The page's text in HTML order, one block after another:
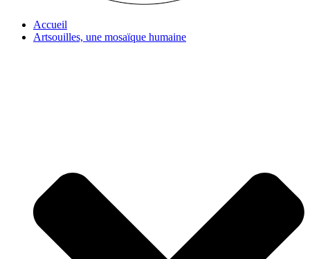
Accueil
Artsouilles, une mosaïque humaine